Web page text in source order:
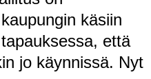
käsiin
että
jo käynnissä. Nyt